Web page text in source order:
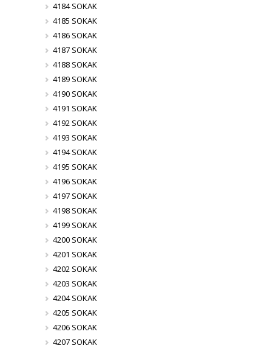
4184 SOKAK
4185 SOKAK
4186 SOKAK
4187 SOKAK
4188 SOKAK
4189 SOKAK
4190 SOKAK
4191 SOKAK
4192 SOKAK
4193 SOKAK
4194 SOKAK
4195 SOKAK
4196 SOKAK
4197 SOKAK
4198 SOKAK
4199 SOKAK
4200 SOKAK
4201 SOKAK
4202 SOKAK
4203 SOKAK
4204 SOKAK
4205 SOKAK
4206 SOKAK
4207 SOKAK